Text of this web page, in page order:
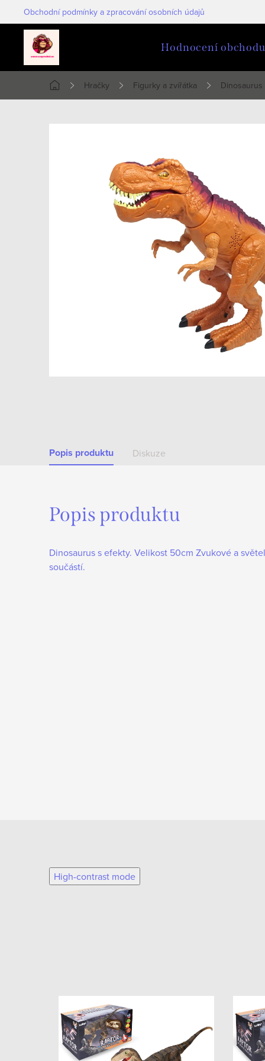
na
Obchodní podmínky a zpracování osobních údajů
Hodnocení obchodu
Domů
Hračky Figurky a zvířátka
Popis produktu Diskuze
Popis produktu
Dinosaurus s efekty. Velikost 50cm Zvukové a
součástí.
High-contrast mode